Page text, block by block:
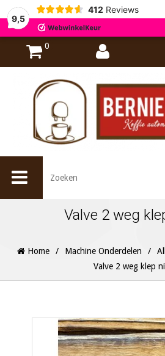
9,5
412 Reviews
0
Valve 2 weg
Home / Machine Onderdelen /
Valve 2 weg klep